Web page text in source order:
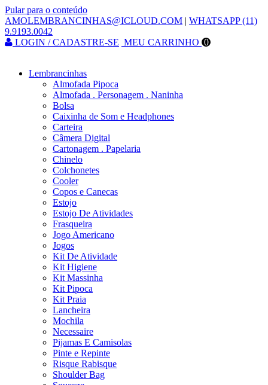
Pular para o conteúdo
AMOLEMBRANCINHAS@ICLOUD.COM | WHATSAPP (11)
9.9193.0042
LOGIN / CADASTRE-SE MEU CARRINHO 0
Lembrancinhas
Almofada Pipoca
Almofada . Personagem . Naninha
Bolsa
Caixinha de Som e Headphones
Carteira
Câmera Digital
Cartonagem . Papelaria
Chinelo
Colchonetes
Cooler
Copos e Canecas
Estojo
Estojo De Atividades
Frasqueira
Jogo Americano
Jogos
Kit De Atividade
Kit Higiene
Kit Massinha
Kit Pipoca
Kit Praia
Lancheira
Mochila
Necessaire
Pijamas E Camisolas
Pinte e Repinte
Risque Rabisque
Shoulder Bag